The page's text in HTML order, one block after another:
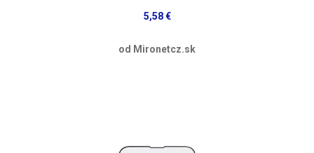
5,58 €
od Mironetcz.sk